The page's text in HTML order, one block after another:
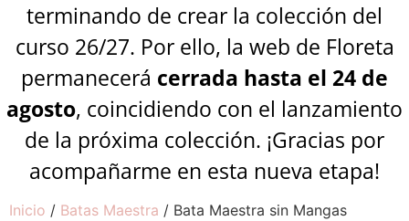
terminando de crear la colección del
curso 26/27. Por ello, la web de Floreta
permanecerá cerrada hasta el 24 de
agosto, coincidiendo con el lanzamiento
de la próxima colección. ¡Gracias por
acompañarme en esta nueva etapa!
Inicio / Batas Maestra / Bata Maestra sin Mangas